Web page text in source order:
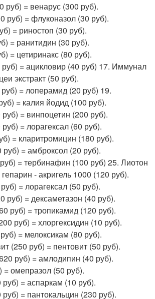
руб) = венарус (300 руб).
руб) = флуконазол (30 руб).
= риностоп (30 руб).
= ранитидин (30 руб).
= цетиринакс (80 руб).
руб) = ацикловир (40 руб) 17. Иммунал
экстракт (50 руб).
= лоперамид (20 руб) 19.
= калия йодид (100 руб).
= винпоцетин (200 руб).
= лорагексал (60 руб).
= кларитромицин (180 руб).
= амброксол (20 руб).
= тербинафин (100 руб) 25. Лиотон
- акригель 1000 (120 руб).
= лорагексал (50 руб).
руб) = дексаметазон (40 руб).
руб) = тропикамид (120 руб).
руб) = хлоргексидин (10 руб).
= мелоксикам (80 руб).
(250 руб) = пентовит (50 руб).
руб) = амлодипин (40 руб).
= омепразол (50 руб).
= аспаркам (10 руб).
= пантокальцин (230 руб).